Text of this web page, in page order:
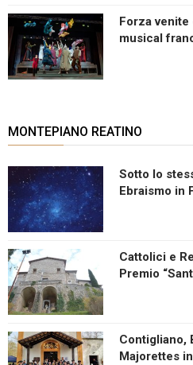
Forza venite
musical
MONTEPIANO REATINO
Sotto lo
Ebraismo in
Cattolici e
Premio
Contigliano,
Majorettes